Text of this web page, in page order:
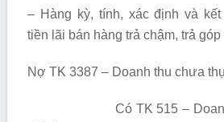
– Hàng kỳ, tính, xác định và kết
tiền lãi bán hàng trả chậm, trả góp
Nợ TK 3387 – Doanh thu chưa
Có TK 515 – Doanh